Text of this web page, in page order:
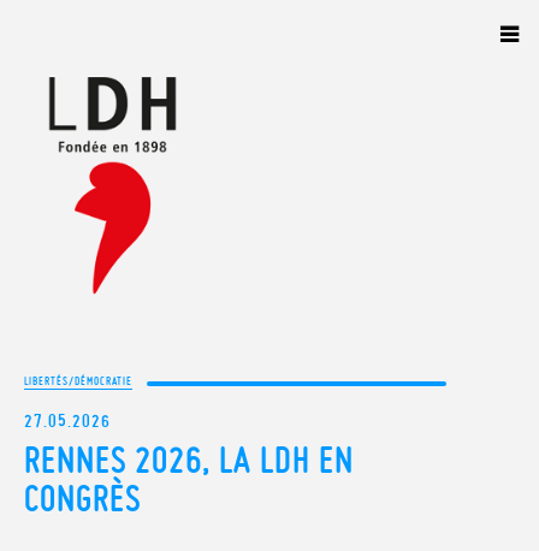
LIBERTÉS/DÉMOCRATIE
27.05.2026
RENNES 2026, LA LDH EN
CONGRÈS